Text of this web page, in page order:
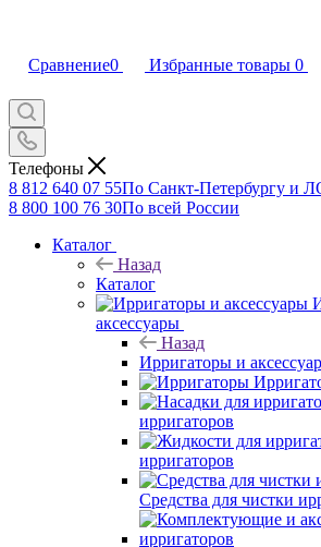
Сравнение0 Избранные товары 0
Телефоны
8 812 640 07 55По Санкт-Петербургу и
8 800 100 76 30По всей России
Каталог
Назад
Каталог
аксессуары
Назад
Ирригаторы и
ирригаторов
ирригаторов
Средства для чистки